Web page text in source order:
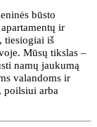
būsto
ir
tiesiogiai iš
Mūsų tikslas –
namų jaukumą
valandoms ir
poilsiui arba